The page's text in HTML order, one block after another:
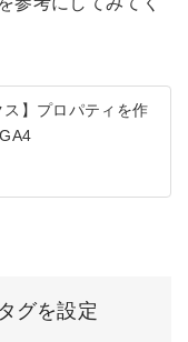
ス】プロパティを作
グを設定